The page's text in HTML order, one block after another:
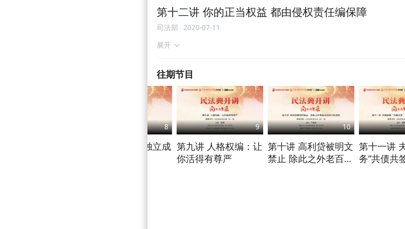
第十二讲 你的正当权益 都由侵权责任编保障
司法部 2020-07-11
展开
往期节目
8
第八讲 人格权独立成
9
第九讲 人格权编：让
你活得有尊严
10
第十讲 高利贷被明文
禁止 除此之外老百姓
第十一讲
务“共债共